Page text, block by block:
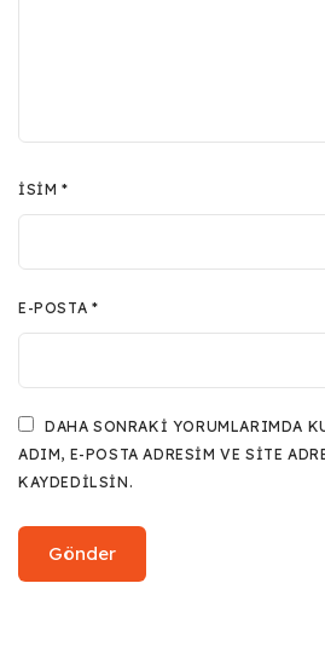
İSIM*
E-POSTA *
DAHA SONRAKI YORUMLARIMDA
ADIM, E-POSTA ADRESIM VE SITE
KAYDEDILSIN.